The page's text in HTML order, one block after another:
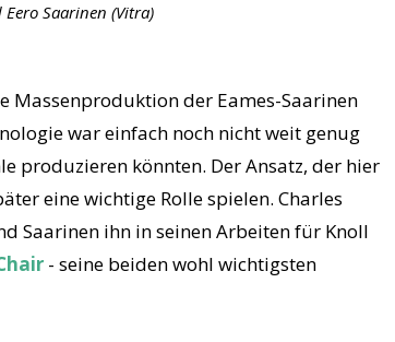
Saarinen (Vitra)
Massenproduktion der Eames-Saarinen
war einfach noch nicht weit genug
produzieren könnten. Der Ansatz, der hier
eine wichtige Rolle spielen. Charles
Saarinen ihn in seinen Arbeiten für Knoll
- seine beiden wohl wichtigsten